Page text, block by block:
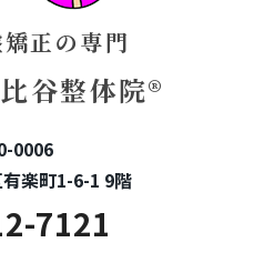
正の専門
谷整体院®
0006
楽町1-6-1 9階
7121